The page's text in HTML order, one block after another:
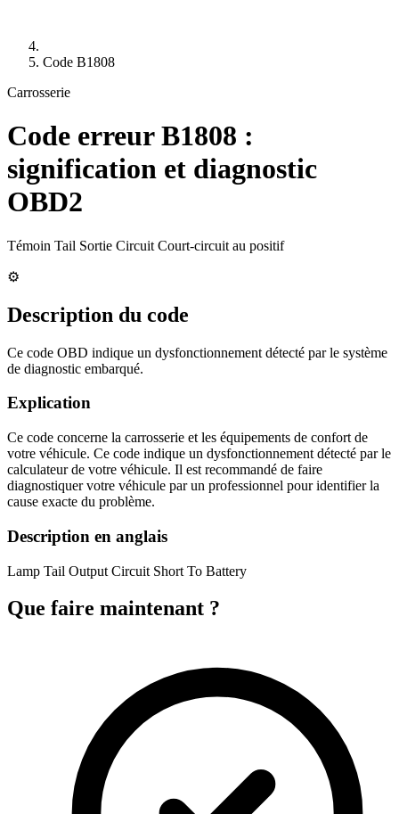
Code B1808
Carrosserie
Code erreurB1808 :
signification et diagnostic
OBD2
Témoin Tail Sortie Circuit Court-circuit au positif
⚙️
Description du code
Ce code OBD indique un dysfonctionnement détecté par le système
de diagnostic embarqué.
Explication
Ce code concerne la carrosserie et les équipements de confort de
votre véhicule. Ce code indique un dysfonctionnement détecté par le
calculateur de votre véhicule. Il est recommandé de faire
diagnostiquer votre véhicule par un professionnel pour identifier la
cause exacte du problème.
Description en anglais
Lamp Tail Output Circuit Short To Battery
Que faire maintenant ?